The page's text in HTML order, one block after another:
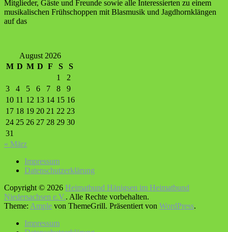
Mitglieder, Gäste und Freunde sowie alle Interessierten zu einem
musikalischen Frühschoppen mit Blasmusik und Jagdhornklängen
auf das
August 2026
M D M D F S
S
1
2
3
4 5 6 7 8
9
10 11 12 13 14 15 16
17 18 19 20 21 22 23
24 25 26 27 28 29 30
31
« März
Impressum
Datenschutzerklärung
Copyright © 2026 Heimatbund Hänigsen im Heimatbund
Niedersachsen e.V.. Alle Rechte vorbehalten.
Theme: Ample von ThemeGrill. Präsentiert von WordPress.
Impressum